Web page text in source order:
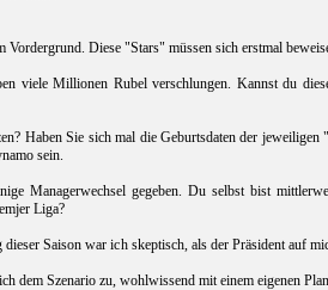
Diese "Stars" müssen sich erstmal
viele Millionen Rubel verschlungen. Kannst du
Haben Sie sich mal die Geburtsdaten der jeweiligen
sein.
Managerwechsel gegeben. Du selbst bist
Liga?
Saison war ich skeptisch, als der Präsident auf
dem Szenario zu, wohlwissend mit einem eigenen